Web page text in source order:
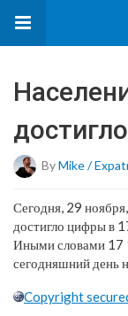
ByMike /
Сегодня, 29
достигло цифры в
Иными словами 17
сегодняшний день
Copyright